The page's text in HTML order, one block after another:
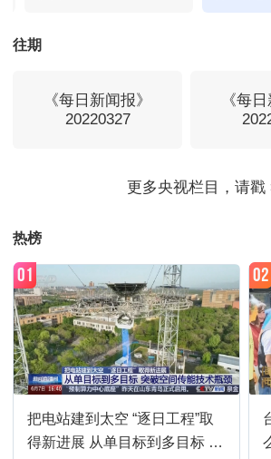
驶入数字
往期
《每日新闻报》
20220327
《每
热榜
把电站建到太空 “逐日工程”取
得新进展 从单目标到多目标 突
01 02